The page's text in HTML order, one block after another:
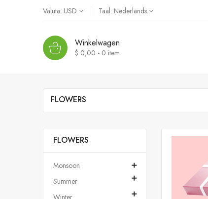
Valuta: USD Taal: Nederlands
Winkelwagen
$ 0,00 - 0 item
FLOWERS
FLOWERS
Monsoon 
Summer 
Winter 